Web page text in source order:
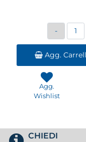
Agg.
Agg.
Wishlist
CHIEDI